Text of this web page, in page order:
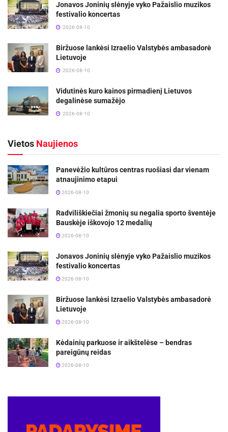
Jonavos Joninių slėnyje vyko Pažaislio muzikos
festivalio koncertas
2026-08-10
Biržuose lankėsi Izraelio Valstybės ambasadorė
Lietuvoje
2026-08-10
Vidutinės kuro kainos pirmadienį Lietuvos
degalinėse sumažėjo
2026-08-10
Vietos Naujienos
Panevėžio kultūros centras ruošiasi dar vienam
atnaujinimo etapui
2026-08-10
Radviliškiečiai žmonių su negalia sporto šventėje
Bauskėje iškovojo 12 medalių
2026-08-10
Jonavos Joninių slėnyje vyko Pažaislio muzikos
festivalio koncertas
2026-08-10
Biržuose lankėsi Izraelio Valstybės ambasadorė
Lietuvoje
2026-08-10
Kėdainių parkuose ir aikštelėse – bendras
pareigūnų reidas
2026-08-10